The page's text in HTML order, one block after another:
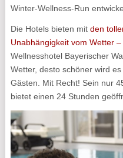
Winter-Wellness-Run
Die Hotels bieten mit den
Unabhängigkeit vom Wetter –
Wellnesshotel Bayerischer
Wetter, desto schöner wird
Gästen. Mit Recht! Sein nur
bietet einen 24 Stunden